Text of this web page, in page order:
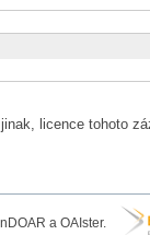
licence tohoto
a OAIster.